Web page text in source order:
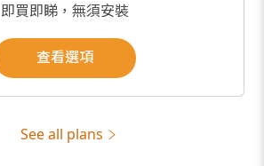
即買即睇，無須安裝
查看選項
See all plans